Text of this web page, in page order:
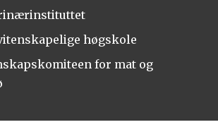
høgskole
for mat og